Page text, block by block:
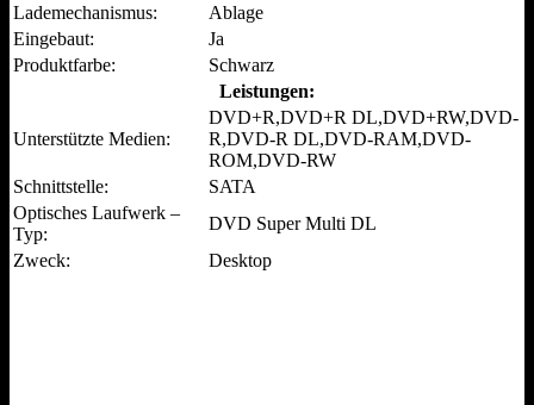
Lademechanismus:
Ablage
Eingebaut:
Ja
Produktfarbe:
Schwarz
Leistungen:
Unterstützte Medien:
DVD+R,DVD+R DL,DVD+RW,DVD-
R,DVD-R DL,DVD-RAM,DVD-
ROM,DVD-RW
Schnittstelle:
SATA
Optisches Laufwerk –
Typ:
DVD Super Multi DL
Zweck:
Desktop